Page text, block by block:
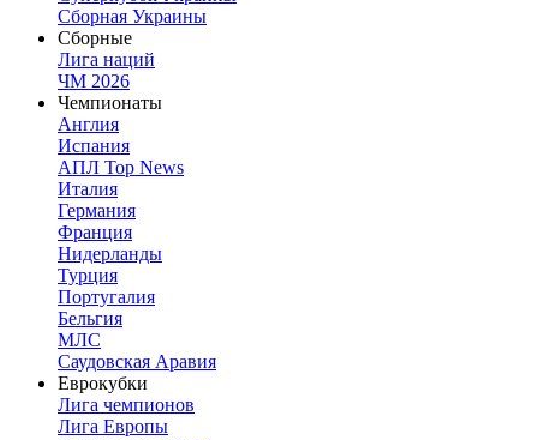
Сборная Украины
Сборные
Лига наций
ЧМ 2026
Чемпионаты
Англия
Испания
АПЛ Top News
Италия
Германия
Франция
Нидерланды
Турция
Португалия
Бельгия
МЛС
Саудовская Аравия
Еврокубки
Лига чемпионов
Лига Европы